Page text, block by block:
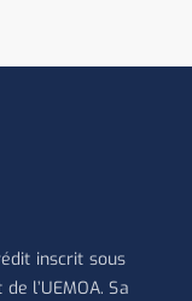
inscrit sous
l’UEMOA. Sa